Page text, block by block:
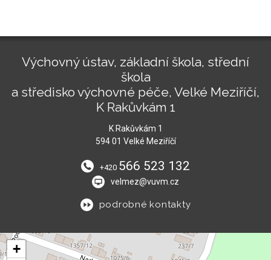
Výchovný ústav, základní škola, střední
škola
a středisko výchovné péče, Velké Meziříčí,
K Rakůvkám 1
K Rakůvkám 1
594 01 Velké Meziříčí
+420 566 523 132
velmez@vuvm.cz
podrobné kontakty
+